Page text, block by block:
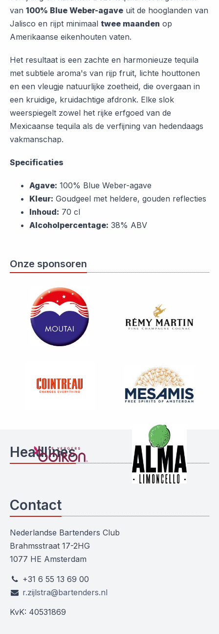
van 100% Blue Weber-agave uit de hooglanden van
Jalisco en rijpt minimaal twee maanden op
Amerikaanse eikenhouten vaten.
Het resultaat is een zachte en harmonieuze tequila
met subtiele aroma's van rijp fruit, lichte houttonen
en een vleugje natuurlijke zoetheid, die overgaan in
een kruidige, kruidachtige afdronk. Elke slok
weerspiegelt zowel het rijke erfgoed van de
Mexicaanse tequila als de verfijning van hedendaags
vakmanschap.
Specificaties
Agave: 100% Blue Weber-agave
Kleur: Goudgeel met heldere, gouden reflecties
Inhoud: 70 cl
Alcoholpercentage: 38% ABV
Onze sponsoren
Headlines
Contact
Nederlandse Bartenders Club
Brahmsstraat 17-2HG
1077 HE Amsterdam
+31 6 55 13 69 00
r.zijlstra@bartenders.nl
KvK: 40531869